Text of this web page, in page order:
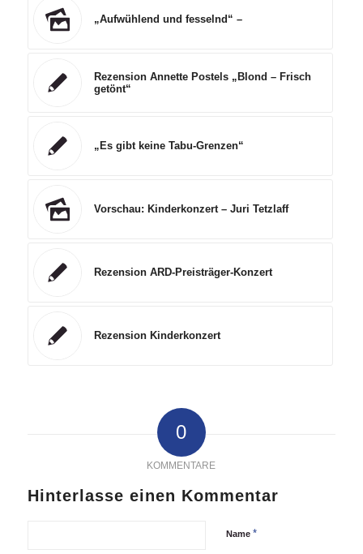
„Aufwühlend und fesselnd“ –
Rezension Annette Postels „Blond – Frisch
getönt“
„Es gibt keine Tabu-Grenzen“
Vorschau: Kinderkonzert – Juri Tetzlaff
Rezension ARD-Preisträger-Konzert
Rezension Kinderkonzert
0
KOMMENTARE
Hinterlasse einen Kommentar
Name *